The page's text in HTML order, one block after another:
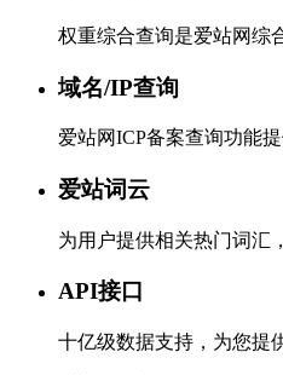
权重综合查询是爱站网综
域名/IP查询
爱站网ICP备案查询功能
爱站词云
为用户提供相关热门词汇
API接口
十亿级数据支持，为您提